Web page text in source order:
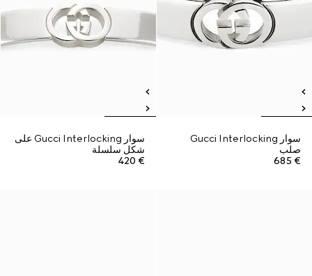
سوار Gucci Interlocking
صلب
€ 685
سوار Gucci Interlocking على
شكل سلسلة
€ 420